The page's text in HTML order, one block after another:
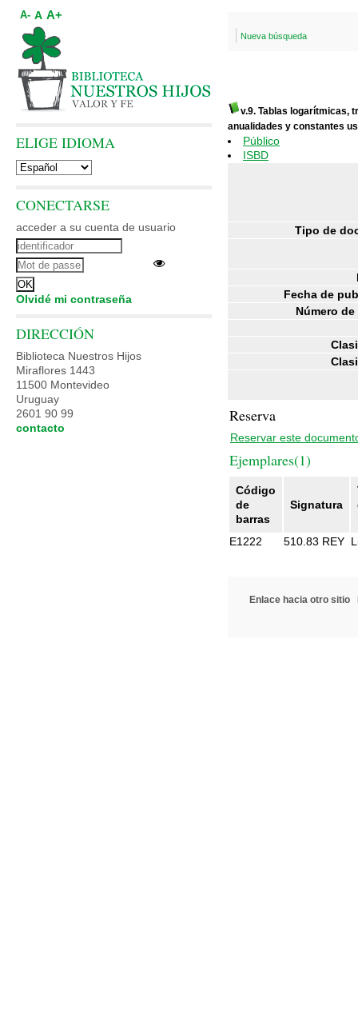
Nueva búsqueda
v.9. Tablas logarítmicas,
anualidades y constantes
Público
ISBD
Tipo de
Fecha de
Número
Reserva
Reservar este
Ejemplares(1)
Código
de
barras
Signatura
E1222
510.83 REY
Enlace hacia otro sitio
A- A A+
ELIGE IDIOMA
CONECTARSE
acceder a su cuenta de usuario
Olvidé mi contraseña
DIRECCIÓN
Biblioteca Nuestros Hijos
Miraflores 1443
11500 Montevideo
Uruguay
2601 90 99
contacto